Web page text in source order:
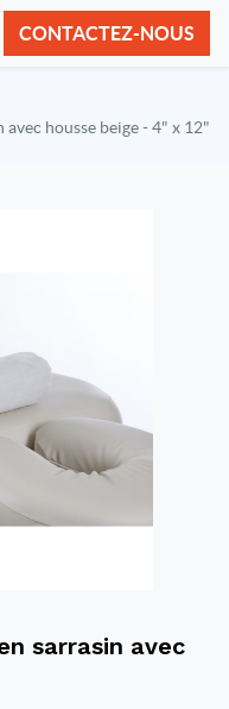
CONTACTEZ-NOUS
housse beige - 4" x 12"
sarrasin avec